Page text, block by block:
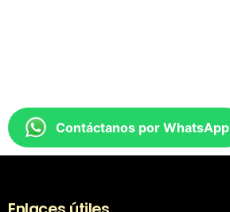
Contáctanos por WhatsApp